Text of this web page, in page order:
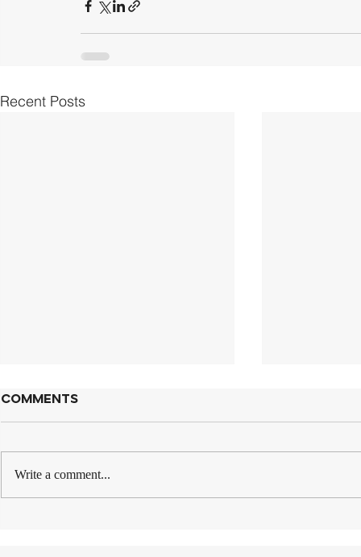
Recent Posts
Comments
Write a comment...